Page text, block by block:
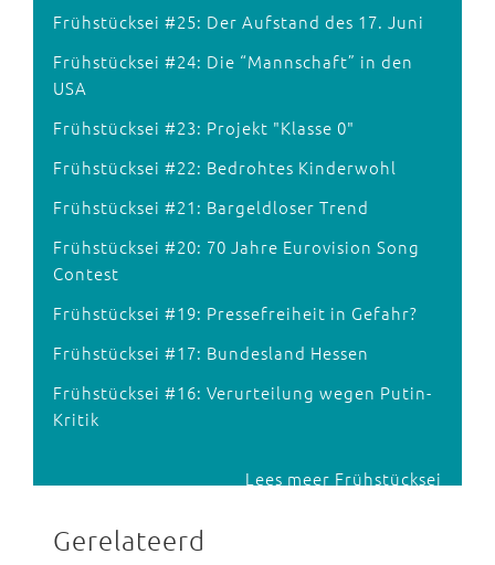
Frühstücksei #25: Der Aufstand des 17. Juni
Frühstücksei #24: Die “Mannschaft” in den
USA
Frühstücksei #23: Projekt "Klasse 0"
Frühstücksei #22: Bedrohtes Kinderwohl
Frühstücksei #21: Bargeldloser Trend
Frühstücksei #20: 70 Jahre Eurovision Song
Contest
Frühstücksei #19: Pressefreiheit in Gefahr?
Frühstücksei #17: Bundesland Hessen
Frühstücksei #16: Verurteilung wegen Putin-
Kritik
Lees meer Frühstücksei
Gerelateerd